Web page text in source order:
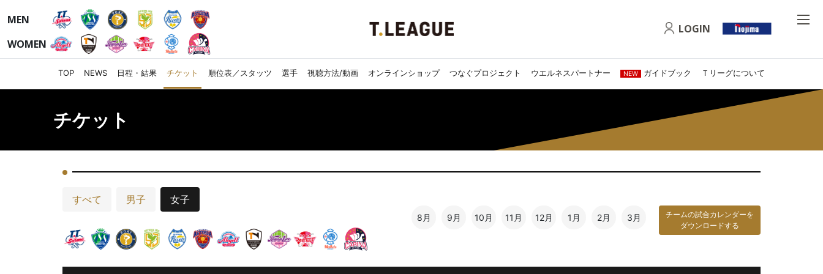
MEN
WOMEN
LOGIN
TOP NEWS 日程・結果 チケット 順位表／スタッツ 選手 視聴方法/動画 オンラインショップ つなぐプロジェクト ウエルネスパートナー NEW ガイドブック Ｔリーグについて
チケット
すべて 男子 女子
8月 9月 10月 11月 12月 1月 2月 3月
チームの試合カレンダーを
ダウンロードする